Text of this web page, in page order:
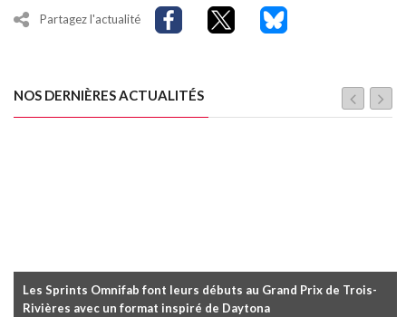
Partagez l'actualité
NOS DERNIÈRES ACTUALITÉS
Les Sprints Omnifab font leurs débuts au Grand Prix de Trois-
Rivières avec un format inspiré de Daytona